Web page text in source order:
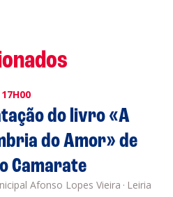
17H00
do livro «A
do Amor» de
Camarate
Afonso Lopes Vieira · Leiria